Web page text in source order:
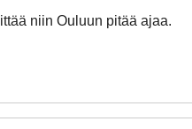
niin Ouluun pitää ajaa.